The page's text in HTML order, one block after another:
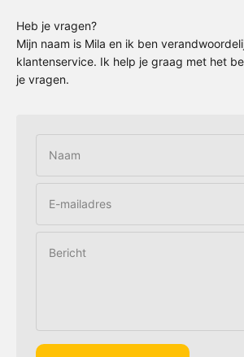
Heb je vragen?
Mijn naam is Mila en ik ben
klantenservice. Ik help je graag met het
je vragen.
Naam
E-mailadres
Bericht